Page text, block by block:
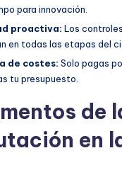
para innovación.
proactiva: Los
en todas las etapas del
de costes: Solo pagas
tu presupuesto.
de
en